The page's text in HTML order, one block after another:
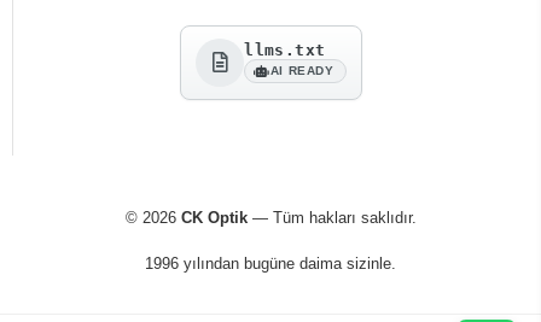
llms.txt
AI READY
© 2026 CK Optik— Tüm hakları saklıdır.
1996 yılından bugüne daima sizinle.